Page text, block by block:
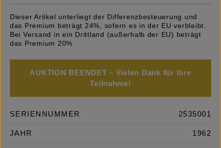
Dieser Artikel unterliegt der Differenzbesteuerung und
das Premium beträgt 24%, sofern es in der EU verbleibt.
Bei Versand in ein Drittland (außerhalb der EU) beträgt
das Premium 20%
AUKTION BEENDET – Vielen Dank für Ihre
Teilnahme!
SERIENNUMMER 2535001
JAHR 1962